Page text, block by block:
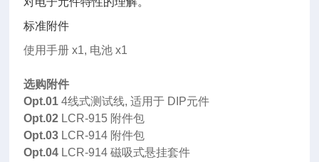
标准附件
使用手册 x1, 电池 x1
选购附件
Opt.014线式测试线, 适用于 DIP元件
Opt.02 LCR-915 附件包
Opt.03 LCR-914 附件包
Opt.04 LCR-914磁吸式悬挂套件